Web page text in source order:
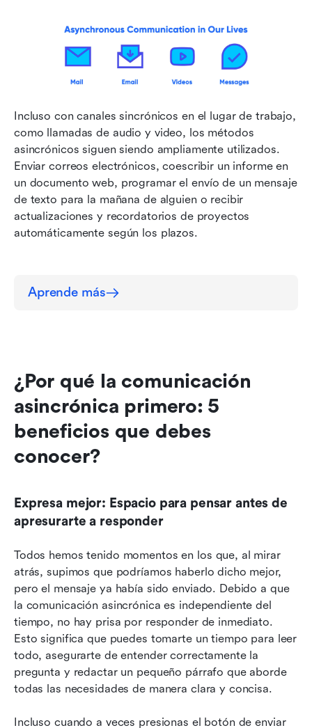
Incluso con canales sincrónicos en el lugar de trabajo,
como llamadas de audio y video, los métodos
asincrónicos siguen siendo ampliamente utilizados.
Enviar correos electrónicos, coescribir un informe en
un documento web, programar el envío de un mensaje
de texto para la mañana de alguien o recibir
actualizaciones y recordatorios de proyectos
automáticamente según los plazos.
Aprende más
¿Por qué la comunicación
asincrónica primero: 5
beneficios que debes
conocer?
Expresa mejor: Espacio para pensar antes de
apresurarte a responder
Todos hemos tenido momentos en los que, al mirar
atrás, supimos que podríamos haberlo dicho mejor,
pero el mensaje ya había sido enviado. Debido a que
la comunicación asincrónica es independiente del
tiempo, no hay prisa por responder de inmediato.
Esto significa que puedes tomarte un tiempo para leer
todo, asegurarte de entender correctamente la
pregunta y redactar un pequeño párrafo que aborde
todas las necesidades de manera clara y concisa.
Incluso cuando a veces presionas el botón de enviar